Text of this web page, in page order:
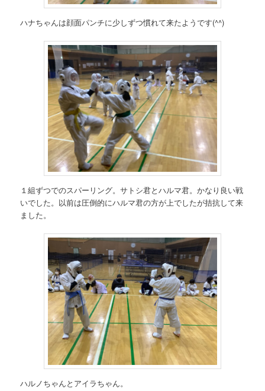
ハナちゃんは顔面パンチに少しずつ慣れて来たようです(^^)
１組ずつでのスパーリング。サトシ君とハルマ君。かなり良い戦
いでした。以前は圧倒的にハルマ君の方が上でしたが拮抗して来
ました。
ハルノちゃんとアイラちゃん。